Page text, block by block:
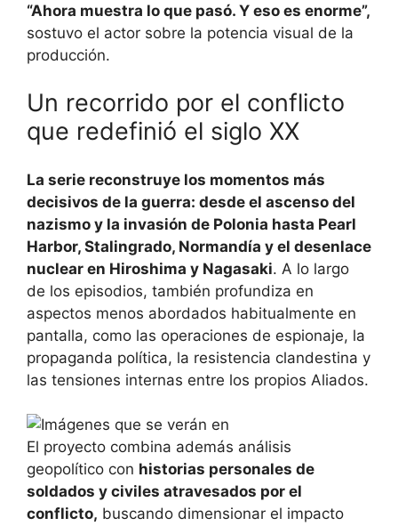
“Ahora muestra lo que pasó. Y eso es enorme”,
sostuvo el actor sobre la potencia visual de la
producción.
Un recorrido por el conflicto
que redefinió el siglo XX
La serie reconstruye los momentos más
decisivos de la guerra: desde el ascenso del
nazismo y la invasión de Polonia hasta Pearl
Harbor, Stalingrado, Normandía y el desenlace
nuclear en Hiroshima y Nagasaki. A lo largo
de los episodios, también profundiza en
aspectos menos abordados habitualmente en
pantalla, como las operaciones de espionaje, la
propaganda política, la resistencia clandestina y
las tensiones internas entre los propios Aliados.
El proyecto combina además análisis
geopolítico con historias personales de
soldados y civiles atravesados por el
conflicto, buscando dimensionar el impacto